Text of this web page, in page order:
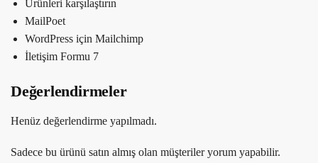
Ürünleri karşılaştırın
MailPoet
WordPress için Mailchimp
İletişim Formu 7
Değerlendirmeler
Henüz değerlendirme yapılmadı.
Sadece bu ürünü satın almış olan müşteriler yorum yapabilir.